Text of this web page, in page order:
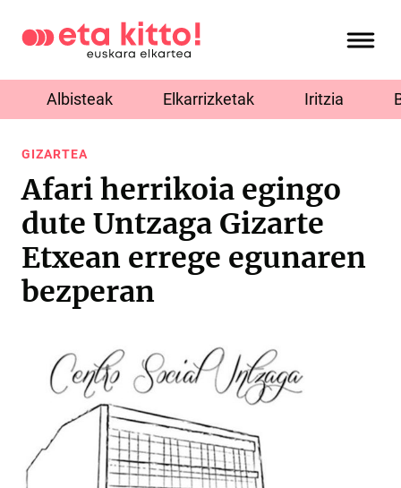
Albisteak Elkarrizketak Iritzia
GIZARTEA
Afari herrikoia egingo
dute Untzaga Gizarte
Etxean errege egunaren
bezperan